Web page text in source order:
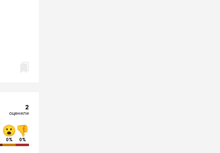
2
оценили
0% 0%